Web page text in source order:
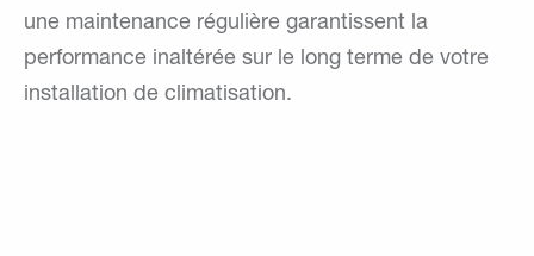
une maintenance régulière garantissent la
performance inaltérée sur le long terme de votre
installation de climatisation.